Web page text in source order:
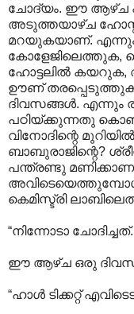
ചോദ്യം. ഈ ആഴ്ച
അടുത്തയാഴ്ച
മറയുകയാണ്. എന്നും
കോളേജിലെത്തുക,
ഹോട്ടലിൽ കയറുക,
ഊണ്
ദിവസങ്ങൾ. എന്നും
പഠിയ്ക്കുന്നതു കൊണ്ട്
വിനോദിന്റെ
ബാബുരാജിന്റെ?
പന്ത്രണ്ടു
കെമിസ്ട്രി
“നിന്നോടാ ചോദിച്ചത്.
ഈ ആഴ്ച ഒരു
“ഹാൾ ടിക്കറ്റ്